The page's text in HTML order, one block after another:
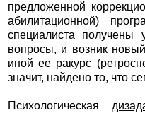
предложенной
абилитационной)
специалиста получены
вопросы, и возник
иной ее ракурс
значит, найдено то, что
Психологическая